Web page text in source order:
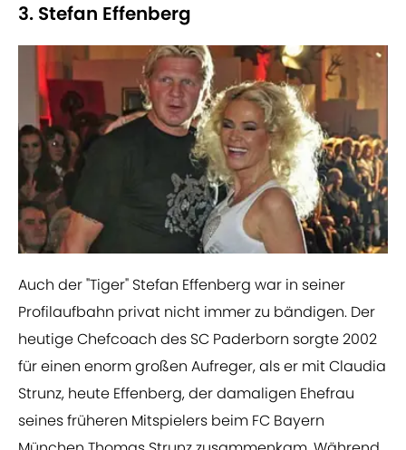
3. Stefan Effenberg
​Auch der "Tiger" Stefan Effenberg war in seiner
Profilaufbahn privat nicht immer zu bändigen. Der
heutige Chefcoach des SC Paderborn sorgte 2002
für einen enorm großen Aufreger, als er mit Claudia
Strunz, heute Effenberg, der damaligen Ehefrau
seines früheren Mitspielers beim FC Bayern